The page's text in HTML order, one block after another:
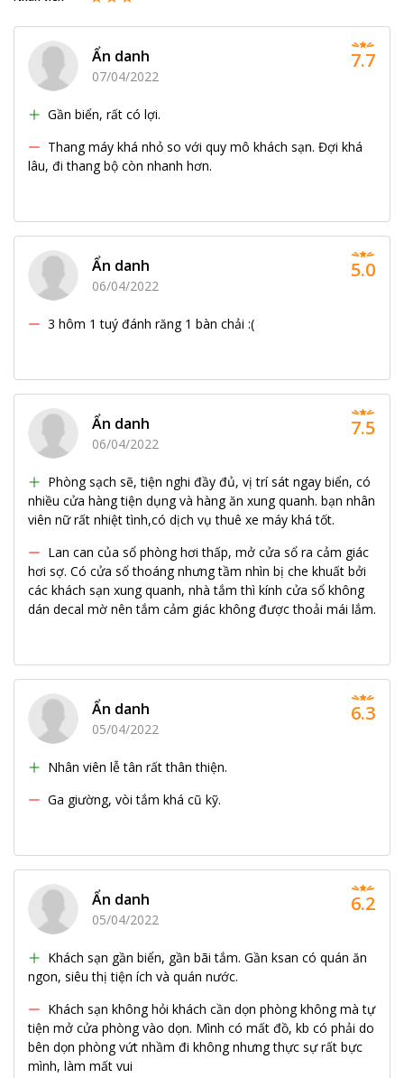
Ẩn danh
07/04/2022
Gần biển, rất có lợi.
Thang máy khá nhỏ so với quy mô khách sạn. Đợi khá
lâu, đi thang bộ còn nhanh hơn.
7.7
Ẩn danh
06/04/2022
3 hôm 1 tuý đánh răng 1 bàn chải :(
5.0
Ẩn danh
06/04/2022
Phòng sạch sẽ, tiện nghi đầy đủ, vị trí sát ngay biển, có
nhiều cửa hàng tiện dụng và hàng ăn xung quanh. bạn nhân
viên nữ rất nhiệt tình,có dịch vụ thuê xe máy khá tốt.
Lan can của sổ phòng hơi thấp, mở cửa sổ ra cảm giác
hơi sợ. Có cửa sổ thoáng nhưng tầm nhìn bị che khuất bởi
các khách sạn xung quanh, nhà tắm thì kính cửa sổ không
dán decal mờ nên tắm cảm giác không được thoải mái lắm.
7.5
Ẩn danh
05/04/2022
Nhân viên lễ tân rất thân thiện.
Ga giường, vòi tắm khá cũ kỹ.
6.3
Ẩn danh
05/04/2022
Khách sạn gần biển, gần bãi tắm. Gần ksan có quán ăn
ngon, siêu thị tiện ích và quán nước.
Khách sạn không hỏi khách cần dọn phòng không mà tự
tiện mở cửa phòng vào dọn. Mình có mất đồ, kb có phải do
bên dọn phòng vứt nhầm đi không nhưng thực sự rất bực
mình, làm mất vui
6.2